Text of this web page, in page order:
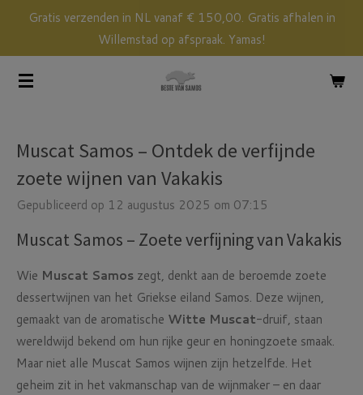
de
Gratis verzenden in NL vanaf € 150,00. Gratis afhalen in
Willemstad op afspraak. Yamas!
Muscat Samos – Ontdek de verfijnde
zoete wijnen van Vakakis
Gepubliceerd op 12 augustus 2025 om 07:15
Muscat Samos – Zoete verfijning van Vakakis
Wie Muscat Samos zegt, denkt aan de beroemde zoete
dessertwijnen van het Griekse eiland Samos. Deze wijnen,
gemaakt van de aromatische Witte Muscat-druif, staan
wereldwijd bekend om hun rijke geur en honingzoete smaak.
Maar niet alle Muscat Samos wijnen zijn hetzelfde. Het
geheim zit in het vakmanschap van de wijnmaker – en daar